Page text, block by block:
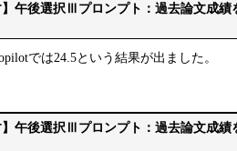
午後選択Ⅲプロンプト：過去論文成績
では24.5という結果が出ました。
午後選択Ⅲプロンプト：過去論文成績